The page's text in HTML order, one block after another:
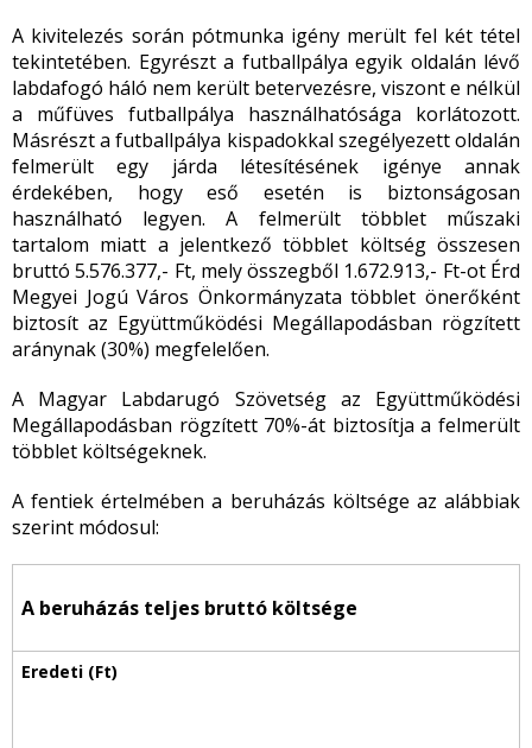
A kivitelezés során pótmunka igény merült fel két tétel
tekintetében. Egyrészt a futballpálya egyik oldalán lévő
labdafogó háló nem került betervezésre, viszont e nélkül
a műfüves futballpálya használhatósága korlátozott.
Másrészt a futballpálya kispadokkal szegélyezett oldalán
felmerült egy járda létesítésének igénye annak
érdekében, hogy eső esetén is biztonságosan
használható legyen. A felmerült többlet műszaki
tartalom miatt a jelentkező többlet költség összesen
bruttó 5.576.377,- Ft, mely összegből 1.672.913,- Ft-ot Érd
Megyei Jogú Város Önkormányzata többlet önerőként
biztosít az Együttműködési Megállapodásban rögzített
aránynak (30%) megfelelően.
A Magyar Labdarugó Szövetség az Együttműködési
Megállapodásban rögzített 70%-át biztosítja a felmerült
többlet költségeknek.
A fentiek értelmében a beruházás költsége az alábbiak
szerint módosul:
A beruházás teljes bruttó költsége